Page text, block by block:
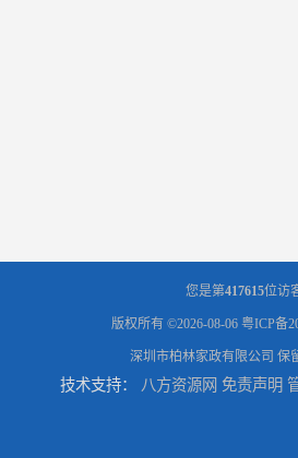
您是第417615位访
版权所有 ©2026-08-06 粤ICP备
深圳市柏林家政有限公司 保
技术支持： 八方资源网 免责声明